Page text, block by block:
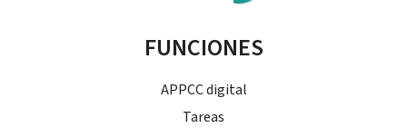
FUNCIONES
APPCC digital
Tareas